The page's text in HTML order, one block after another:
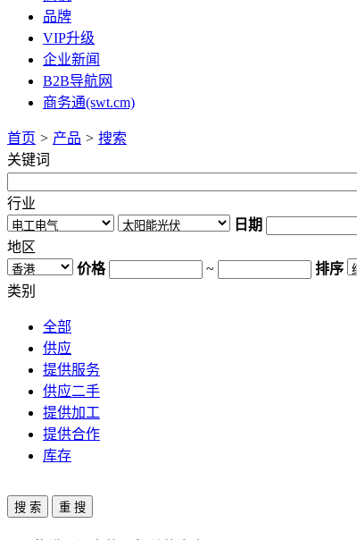
品牌
VIP升级
企业新闻
B2B导航网
商务通(swt.cm)
首页 > 产品 > 搜索
关键词
行业
日期
地区
价格
~
排序
类别
全部
供应
提供服务
供应二手
提供加工
提供合作
库存